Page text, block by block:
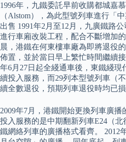
1996年，九鐵委託早前收購都城嘉
（Alstom），為此型號列車進行「
出售 1991年2月至12月，九廣鐵路
進行車廂改裝工程，配合不斷增加
晨，港鐵在何東樓車廠為即將退役
佈置，並於當日早上繁忙時間繼續
年6月27日起全綫通車後，東鐵綫現
續投入服務，而29列本型號列車（
續全數退役，預期列車退役時均已
2009年7月，港鐵開始更換列車廣
投入服務的是中期翻新列車E24（
鐵網絡列車的廣播格式看齊。 2012